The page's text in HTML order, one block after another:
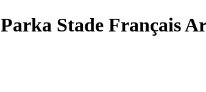
Parka Stade Français